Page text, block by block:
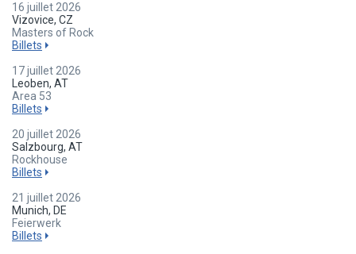
16 juillet 2026
Vizovice, CZ
Masters of Rock
Billets
17 juillet 2026
Leoben, AT
Area 53
Billets
20 juillet 2026
Salzbourg, AT
Rockhouse
Billets
21 juillet 2026
Munich, DE
Feierwerk
Billets